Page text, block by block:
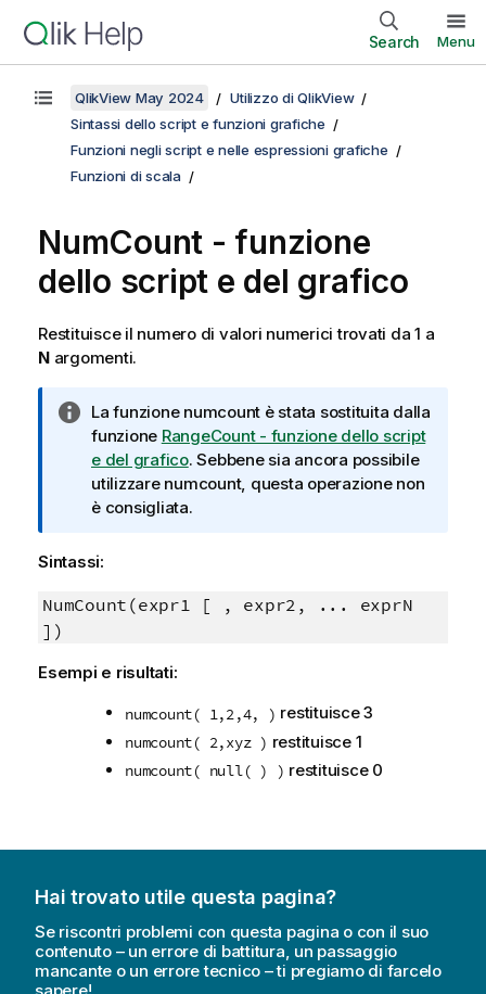
Search Menu
QlikView May 2024
Utilizzo di QlikView
Sintassi dello script e funzioni grafiche
Funzioni negli script e nelle espressioni grafiche
Funzioni di scala
NumCount - funzione
dello script e del grafico
Restituisce il numero di valori numerici trovati da 1 a
Nargomenti.
N
o
t
a
i
f
r
t
La funzione numcount è stata sostituita dalla
funzione RangeCount - funzione dello script
e del grafico. Sebbene sia ancora possibile
utilizzare numcount, questa operazione non
è consigliata.
Sintassi:
NumCount(expr1 [ , expr2, ... exprN
])
Esempi e risultati:
numcount( 1,2,4, ) restituisce 3
numcount( 2,xyz ) restituisce 1
numcount( null( ) ) restituisce 0
Hai trovato utile questa pagina?
Se riscontri problemi con questa pagina o con il suo
contenuto – un errore di battitura, un passaggio
mancante o un errore tecnico – ti pregiamo di farcelo